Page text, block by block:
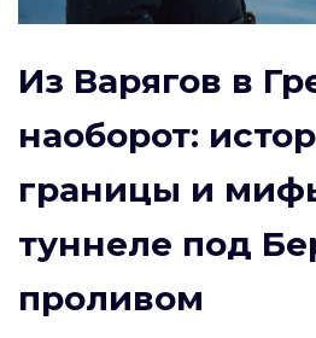
Из Варягов в
наоборот:
границы и
туннеле под
проливом